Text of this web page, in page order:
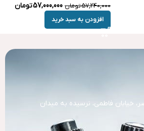
57,240,000تومان 57,000,000تومان
افزودن به سبد خرید
خیابان فاطمی، نرسیده به میدان